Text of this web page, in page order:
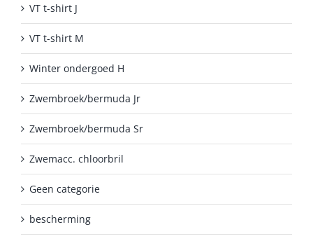
VT t-shirt J
VT t-shirt M
Winter ondergoed H
Zwembroek/bermuda Jr
Zwembroek/bermuda Sr
Zwemacc. chloorbril
Geen categorie
bescherming